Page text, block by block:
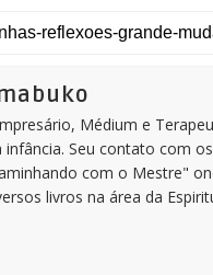
Médium e
Seu contato com
com o Mestre"
livros na área da